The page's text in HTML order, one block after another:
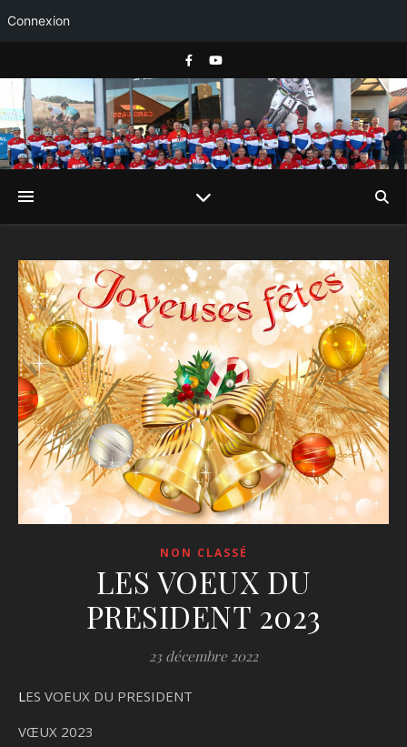
Connexion
NON CLASSÉ
LES VOEUX DU
PRESIDENT 2023
23 décembre 2022
LES VOEUX DU PRESIDENT
VŒUX 2023